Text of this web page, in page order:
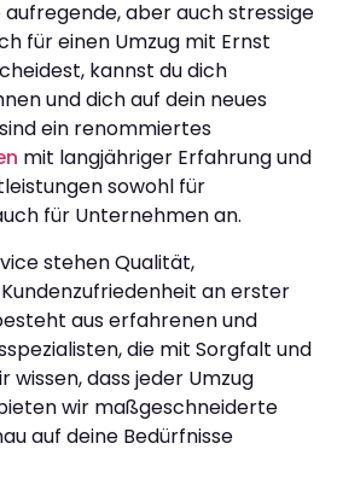
aufregende, aber auch stressige
für einen Umzug mit Ernst
kannst du dich
und dich auf dein neues
ein renommiertes
mit langjähriger Erfahrung und
sowohl für
für Unternehmen an.
stehen Qualität,
an erster
aus erfahrenen und
die mit Sorgfalt und
wissen, dass jeder Umzug
wir maßgeschneiderte
auf deine Bedürfnisse